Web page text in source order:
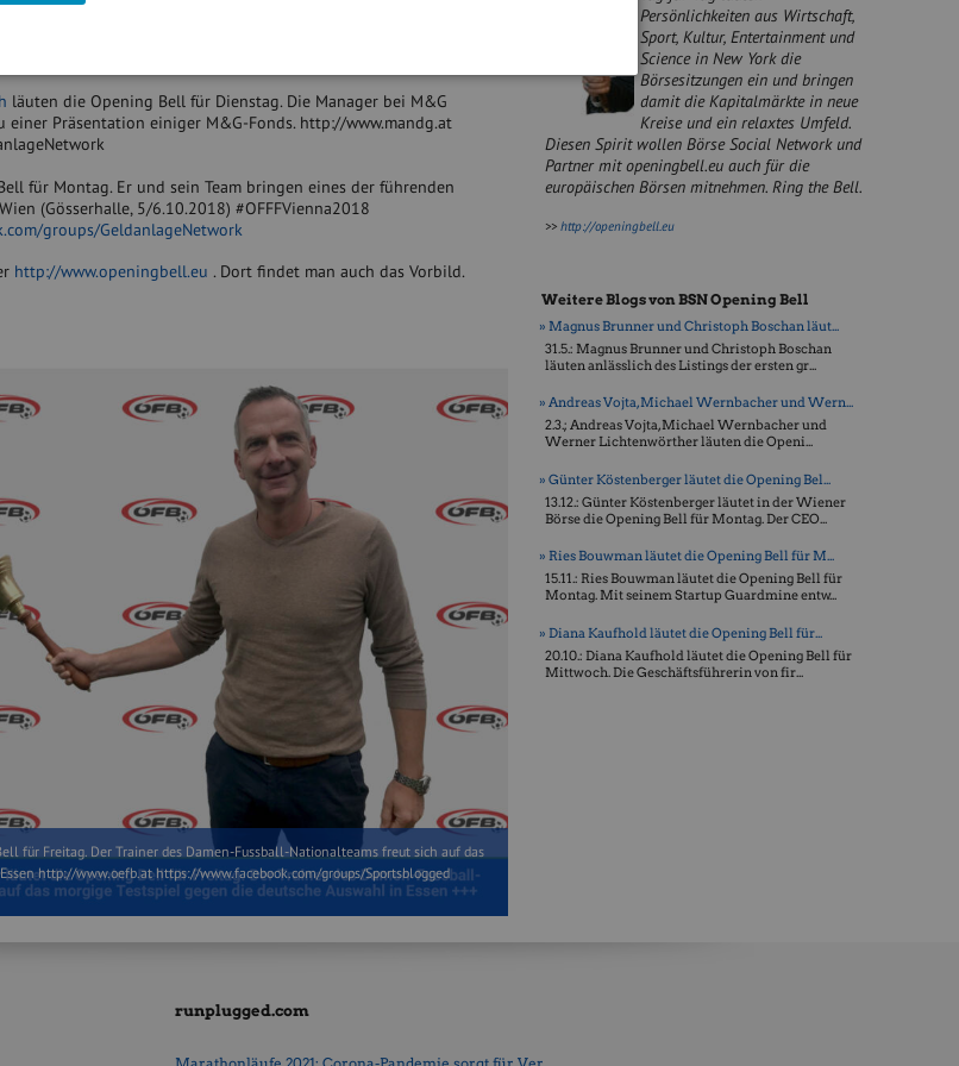
läuten die Opening Bell für Dienstag. Die Manager bei M&G
Präsentation einiger M&G-Fonds. http://www.mandg.at
für Montag. Er und sein Team bringen eines der führenden
(Gösserhalle, 5/6.10.2018) #OFFFVienna2018
groups/GeldanlageNetwork
http://www.openingbell.eu . Dort findet man auch das Vorbild.
für Freitag. Der Trainer des Damen-Fussball-Nationalteams freut sich auf das
http://www.oefb.at https://www.facebook.com/groups/Sportsblogged
Persönlichkeiten aus Wirtschaft,
Sport, Kultur, Entertainment und
Science in New York die
Börsesitzungen ein und bringen
damit die Kapitalmärkte in neue
Kreise und ein relaxtes Umfeld.
Diesen Spirit wollen Börse Social Network und
Partner mit openingbell.eu auch für die
europäischen Börsen mitnehmen. Ring the Bell.
>>http://openingbell.eu
Weitere Blogs von BSN Opening Bell
» Magnus Brunner und Christoph Boschan läut...
31.5.: Magnus Brunner und Christoph Boschan
läuten anlässlich des Listings der ersten gr...
» Andreas Vojta, Michael Wernbacher und Wern...
2.3.; Andreas Vojta, Michael Wernbacher und
Werner Lichtenwörther läuten die Openi...
» Günter Köstenberger läutet die Opening Bel...
13.12.: Günter Köstenberger läutet in der Wiener
Börse die Opening Bell für Montag. Der CEO...
» Ries Bouwman läutet die Opening Bell für M...
15.11.: Ries Bouwman läutet die Opening Bell für
Montag. Mit seinem Startup Guardmine entw...
» Diana Kaufhold läutet die Opening Bell für...
20.10.: Diana Kaufhold läutet die Opening Bell für
Mittwoch. Die Geschäftsführerin von fir...
runplugged.com